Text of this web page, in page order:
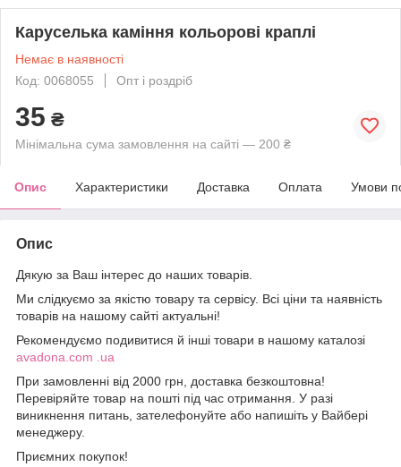
Каруселька каміння кольорові краплі
Немає в наявності
Код: 0068055
Опт і роздріб
35 ₴
Мінімальна сума замовлення на сайті — 200 ₴
Опис Характеристики Доставка Оплата Умови
Опис
Дякую за Ваш інтерес до наших товарів.
Ми слідкуємо за якістю товару та сервісу. Всі ціни та наявність
товарів на нашому сайті актуальні!
Рекомендуємо подивитися й інші товари в нашому каталозі
avadona.com .ua
При замовленні від 2000 грн, доставка безкоштовна!
Перевіряйте товар на пошті під час отримання. У разі
виникнення питань, зателефонуйте або напишіть у Вайбері
менеджеру.
Приємних покупок!